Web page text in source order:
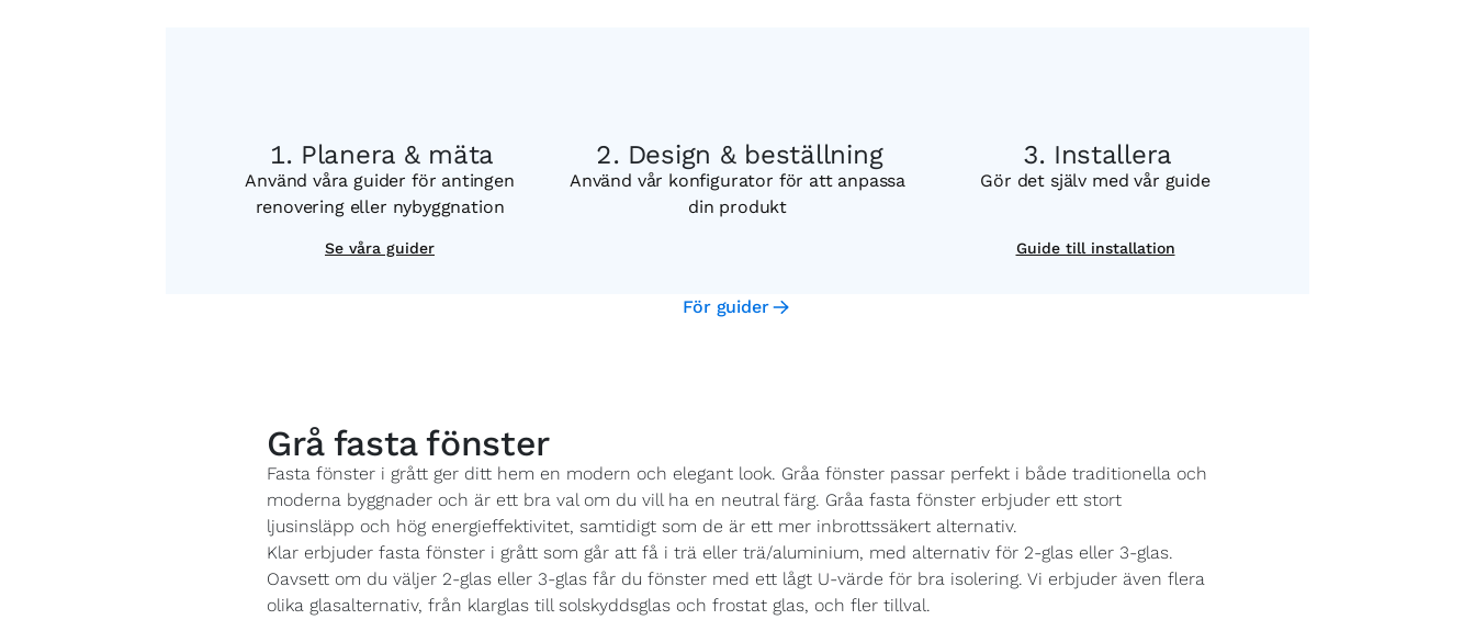
Planera & mäta
Använd våra guider för antingen
renovering eller nybyggnation
Se våra guider
Design & beställning
Använd vår konfigurator för att anpassa
din produkt
Installera
Gör det själv med vår guide
Guide till installation
För guider
Grå fasta fönster
Fasta fönster i grått ger ditt hem en modern och elegant look. Gråa fönster passar perfekt i både traditionella och
moderna byggnader och är ett bra val om du vill ha en neutral färg. Gråa fasta fönster erbjuder ett stort
ljusinsläpp och hög energieffektivitet, samtidigt som de är ett mer inbrottssäkert alternativ.
Klar erbjuder fasta fönster i grått som går att få i trä eller trä/aluminium, med alternativ för 2-glas eller 3-glas.
Oavsett om du väljer 2-glas eller 3-glas får du fönster med ett lågt U-värde för bra isolering. Vi erbjuder även flera
olika glasalternativ, från klarglas till solskyddsglas och frostat glas, och fler tillval.